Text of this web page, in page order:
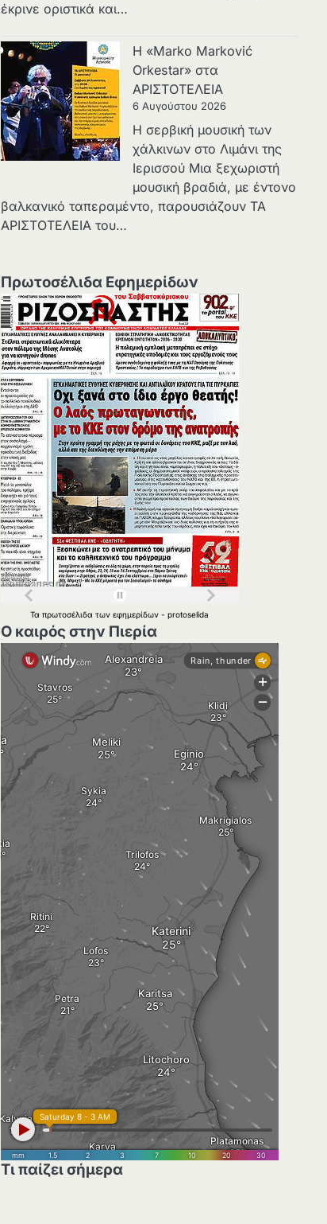
έκρινε οριστικά και…
Η «Marko Marković
Orkestar» στα
ΑΡΙΣΤΟΤΕΛΕΙΑ
6 Αυγούστου 2026
Η σερβική μουσική των
χάλκινων στο Λιμάνι της
Ιερισσού Μια ξεχωριστή
μουσική βραδιά, με έντονο
βαλκανικό ταπεραμέντο, παρουσιάζουν ΤΑ
ΑΡΙΣΤΟΤΕΛΕΙΑ του…
Πρωτοσέλιδα Εφημερίδων
Ταπρωτοσέλιδατωνεφημερίδων-protoselida
Ο καιρός στην Πιερία
Τι παίζει σήμερα